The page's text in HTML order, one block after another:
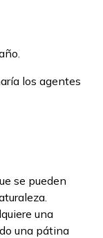
los agentes
se pueden
una
una pátina